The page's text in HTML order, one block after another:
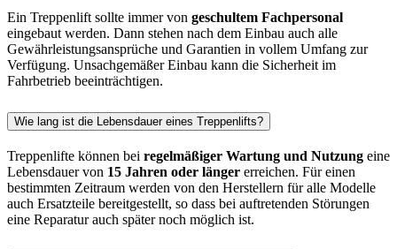
Ein Treppenlift sollte immer von geschultem Fachpersonal
eingebaut werden. Dann stehen nach dem Einbau auch alle
Gewährleistungsansprüche und Garantien in vollem Umfang zur
Verfügung. Unsachgemäßer Einbau kann die Sicherheit im
Fahrbetrieb beeinträchtigen.
Wie lang ist die Lebensdauer eines Treppenlifts?
Treppenlifte können bei regelmäßiger Wartung und Nutzung eine
Lebensdauer von 15 Jahren oder länger erreichen. Für einen
bestimmten Zeitraum werden von den Herstellern für alle Modelle
auch Ersatzteile bereitgestellt, so dass bei auftretenden Störungen
eine Reparatur auch später noch möglich ist.